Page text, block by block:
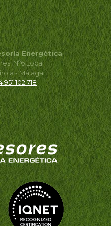
Energética
Nº6 Local F
- Málaga
951 102 718